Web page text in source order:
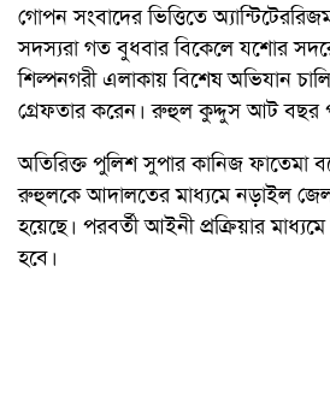
গোপন সংবাদের ভিত্তিতে
সদস্যরা গত বুধবার বিকেলে যশোর
শিল্পনগরী এলাকায় বিশেষ অভিযান
গ্রেফতার করেন। রুহুল কুদ্দুস আট বছর
অতিরিক্ত পুলিশ সুপার কানিজ ফাতেমা
রুহুলকে আদালতের মাধ্যমে নড়াইল জেলা
হয়েছে। পরবর্তী আইনী প্রক্রিয়ার
হবে।